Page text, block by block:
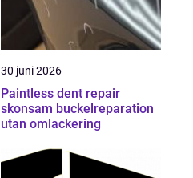
30 juni 2026
Paintless dent repair
skonsam buckelreparation
utan omlackering